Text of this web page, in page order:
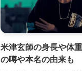
米津玄師の身長や体
の噂や本名の由来も